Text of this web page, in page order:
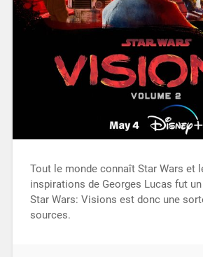
Tout le monde connaît Star Wars et
inspirations de Georges Lucas fut
Star Wars: Visions est donc une
sources.